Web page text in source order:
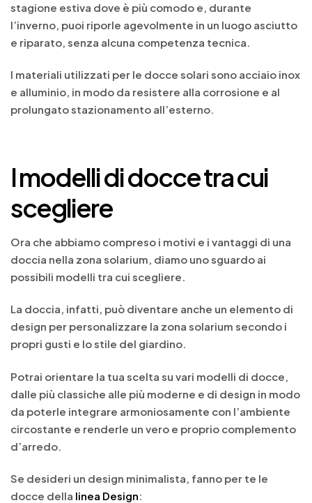
stagione estiva dove è più comodo e, durante
l’inverno, puoi riporle agevolmente in un luogo asciutto
e riparato, senza alcuna competenza tecnica.
I materiali utilizzati per le docce solari sono acciaio inox
e alluminio, in modo da resistere alla corrosione e al
prolungato stazionamento all’esterno.
I modelli di docce tra cui
scegliere
Ora che abbiamo compreso i motivi e i vantaggi di una
doccia nella zona solarium, diamo uno sguardo ai
possibili modelli tra cui scegliere.
La doccia, infatti, può diventare anche un elemento di
design per personalizzare la zona solarium secondo i
propri gusti e lo stile del giardino.
Potrai orientare la tua scelta su vari modelli di docce,
dalle più classiche alle più moderne e di design in modo
da poterle integrare armoniosamente con l’ambiente
circostante e renderle un vero e proprio complemento
d’arredo.
Se desideri un design minimalista, fanno per te le
docce della linea Design: